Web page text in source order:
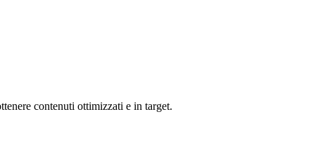
contenuti ottimizzati e in target.